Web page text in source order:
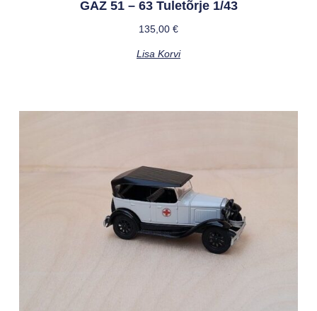
GAZ 51 – 63 Tuletõrje 1/43
135,00 €
Lisa Korvi